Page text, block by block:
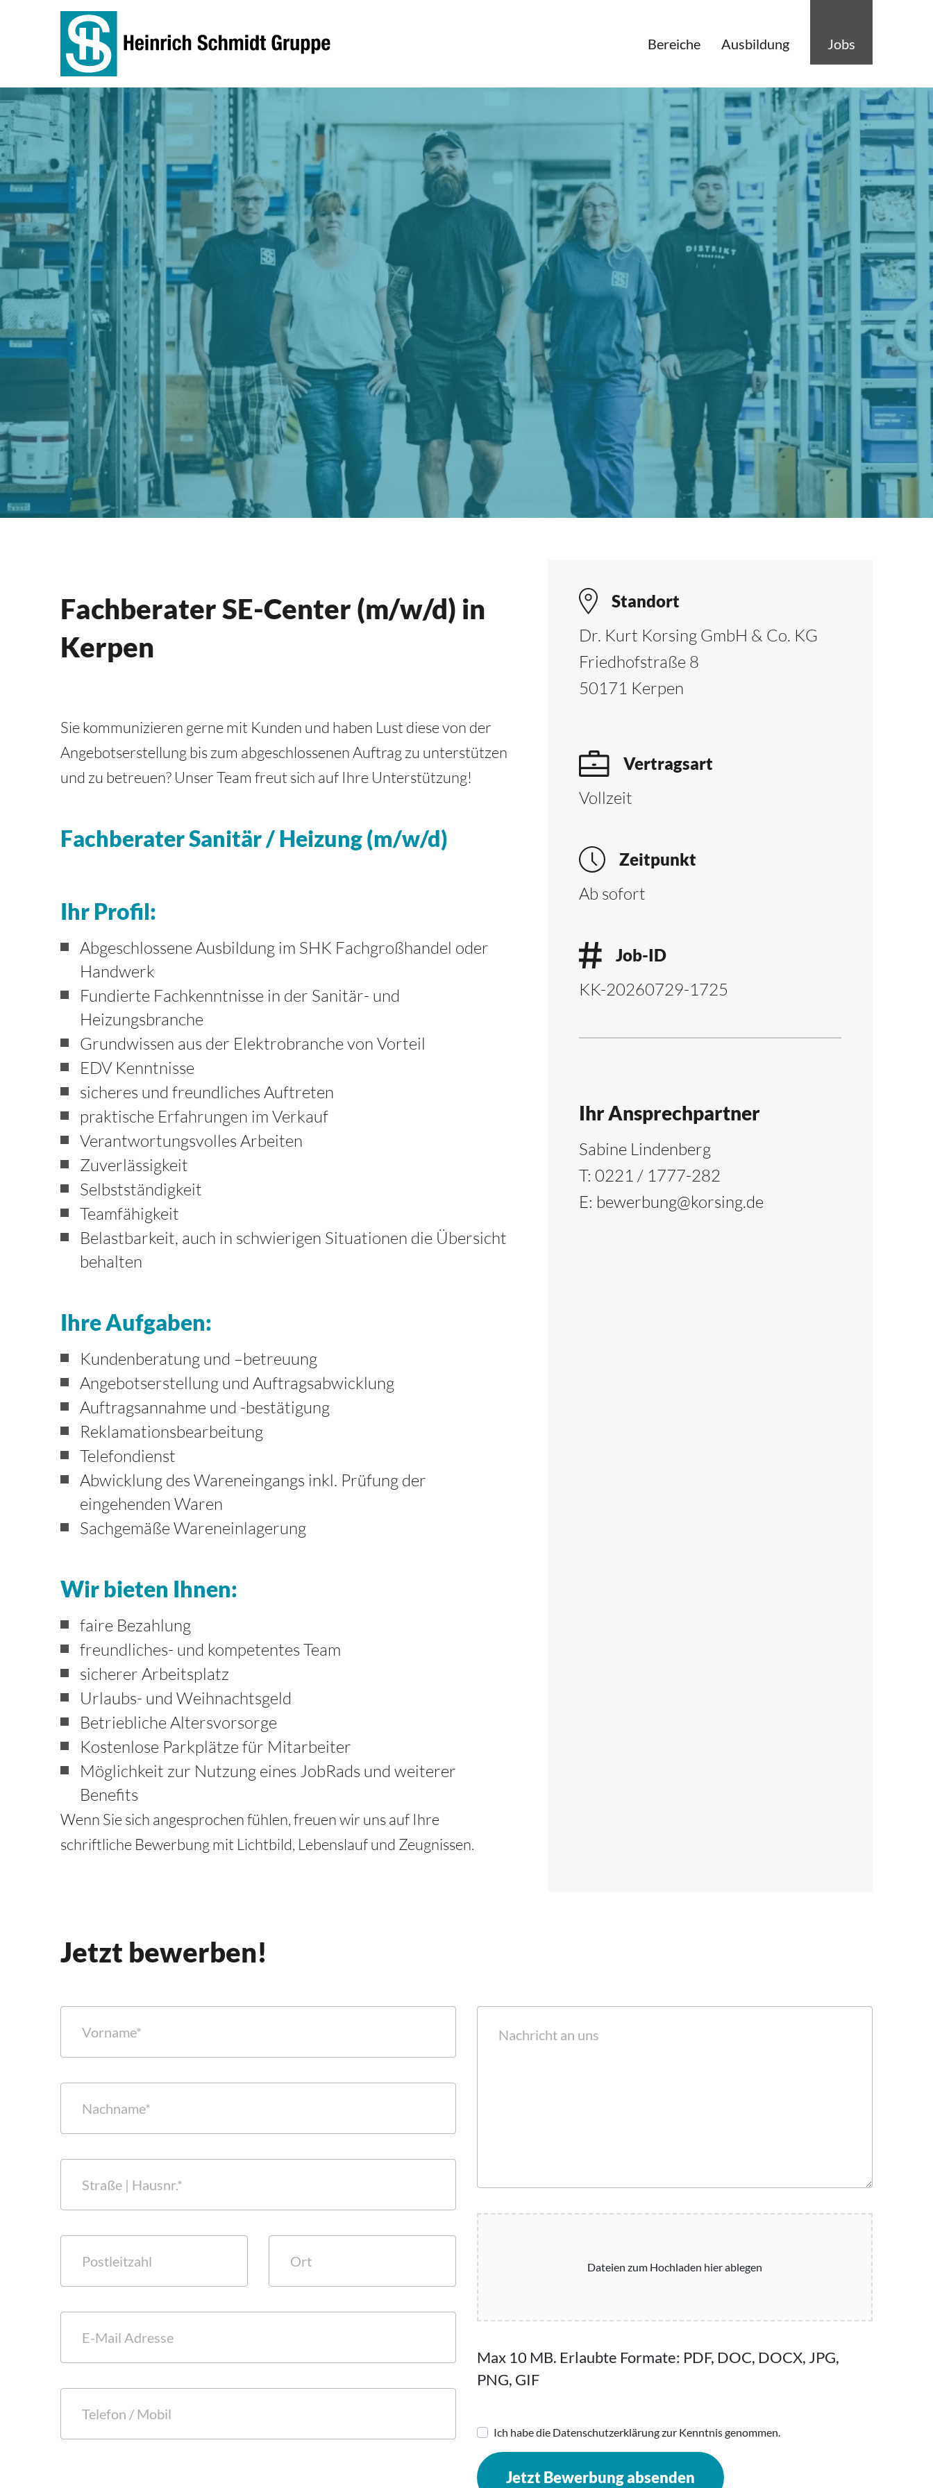
Bereiche Ausbildung Jobs
Fachberater SE-Center (m/w/d) in
Kerpen
Sie kommunizieren gerne mit Kunden und haben Lust diese von der
Angebotserstellung bis zum abgeschlossenen Auftrag zu unterstützen
und zu betreuen? Unser Team freut sich auf Ihre Unterstützung!
Fachberater Sanitär / Heizung (m/w/d)
Ihr Profil:
Abgeschlossene Ausbildung im SHK Fachgroßhandel oder
Handwerk
Fundierte Fachkenntnisse in der Sanitär- und
Heizungsbranche
Grundwissen aus der Elektrobranche von Vorteil
EDV Kenntnisse
sicheres und freundliches Auftreten
praktische Erfahrungen im Verkauf
Verantwortungsvolles Arbeiten
Zuverlässigkeit
Selbstständigkeit
Teamfähigkeit
Belastbarkeit, auch in schwierigen Situationen die Übersicht
behalten
Ihre Aufgaben:
Kundenberatung und –betreuung
Angebotserstellung und Auftragsabwicklung
Auftragsannahme und -bestätigung
Reklamationsbearbeitung
Telefondienst
Abwicklung des Wareneingangs inkl. Prüfung der
eingehenden Waren
Sachgemäße Wareneinlagerung
Wir bieten Ihnen:
faire Bezahlung
freundliches- und kompetentes Team
sicherer Arbeitsplatz
Urlaubs- und Weihnachtsgeld
Betriebliche Altersvorsorge
Kostenlose Parkplätze für Mitarbeiter
Möglichkeit zur Nutzung eines JobRads und weiterer
Benefits
Wenn Sie sich angesprochen fühlen, freuen wir uns auf Ihre
schriftliche Bewerbung mit Lichtbild, Lebenslauf und Zeugnissen.
Standort
Dr. Kurt Korsing GmbH & Co. KG
Friedhofstraße 8
50171 Kerpen
Vertragsart
Vollzeit
Zeitpunkt
Ab sofort
Job-ID
KK-20260729-1725
Ihr Ansprechpartner
Sabine Lindenberg
T: 0221 / 1777-282
E: bewerbung@korsing.de
Jetzt bewerben!
Dateien zum Hochladen hier ablegen
Max 10 MB. Erlaubte Formate: PDF, DOC, DOCX, JPG,
PNG, GIF
Ich habe die Datenschutzerklärung zur Kenntnis genommen.
Jetzt Bewerbung absenden